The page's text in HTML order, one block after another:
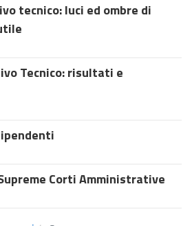
tecnico: luci ed ombre di
Tecnico: risultati e
Corti Amministrative